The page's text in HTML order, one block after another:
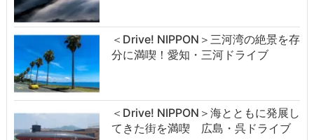
＜Drive! NIPPON＞三河湾の絶景を存
分に満喫！愛知・三河ドライブ
＜Drive! NIPPON＞海とともに発展し
てきた街を満喫 広島・呉ドライブ